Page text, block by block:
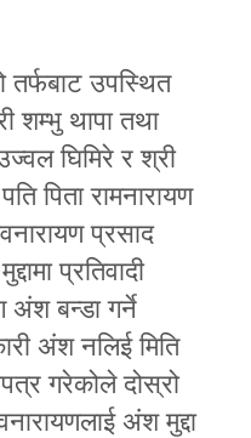
तर्फबाट उपस्थित
शम्भु थापा तथा
घिमिरे र श्री
पिता रामनारायण
प्रसाद
प्रतिवादी
अंश बन्डा गर्ने
अंश नलिई मिति
गरेकोले दोस्रो
अंश मुद्दा